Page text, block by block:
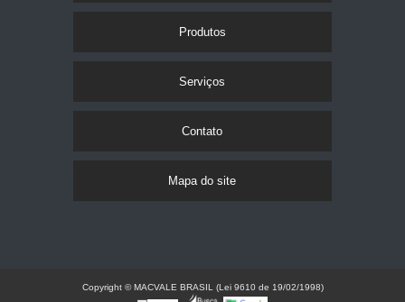
Produtos
Serviços
Contato
Mapa do site
Copyright © MACVALE BRASIL (Lei 9610 de 19/02/1998)